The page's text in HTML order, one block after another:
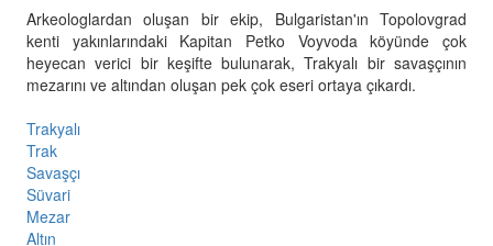
Arkeologlardan oluşan bir ekip, Bulgaristan'ın Topolovgrad
kenti yakınlarındaki Kapitan Petko Voyvoda köyünde çok
heyecan verici bir keşifte bulunarak, Trakyalı bir savaşçının
mezarını ve altından oluşan pek çok eseri ortaya çıkardı.
Trakyalı
Trak
Savaşçı
Süvari
Mezar
Altın